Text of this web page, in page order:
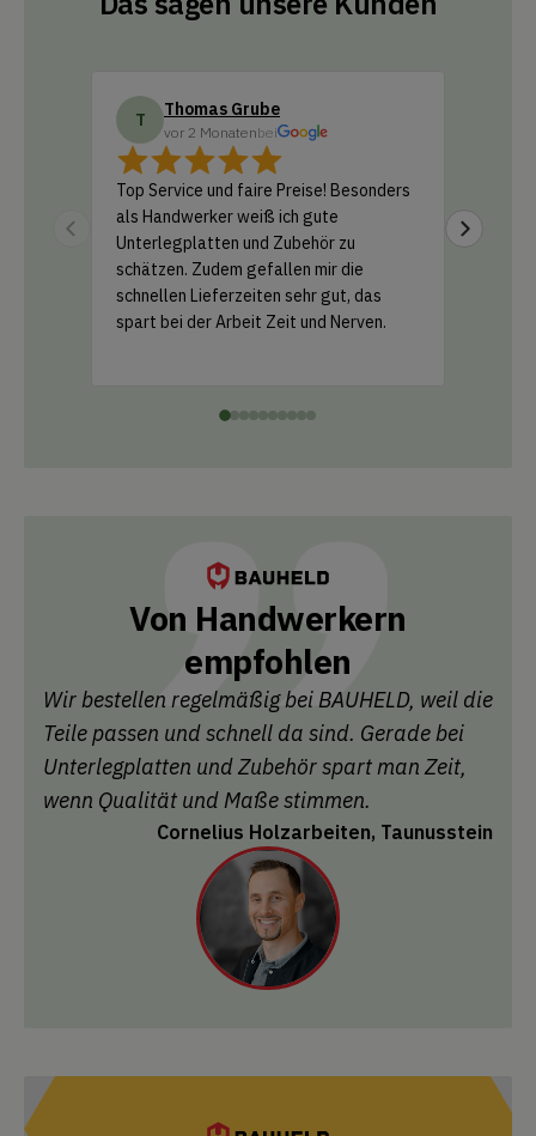
T Thomas Grube
vor 2 Monatenbei
Top Service und faire Preise! Besonders
als Handwerker weiß ich gute
Unterlegplatten und Zubehör zu
schätzen. Zudem gefallen mir die
schnellen Lieferzeiten sehr gut, das
spart bei der Arbeit Zeit und Nerven.
Von Handwerkern
empfohlen
Wir bestellen regelmäßig bei BAUHELD, weil die
Teile passen und schnell da sind. Gerade bei
Unterlegplatten und Zubehör spart man Zeit,
wenn Qualität und Maße stimmen.
Cornelius Holzarbeiten, Taunusstein